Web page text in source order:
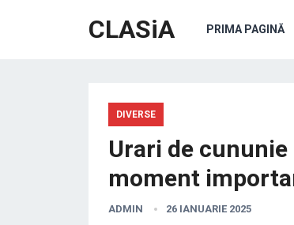
CLASiA PRIMA PAGINĂ
DIVERSE
Urari de
moment
ADMIN 26 IANUARIE 2025